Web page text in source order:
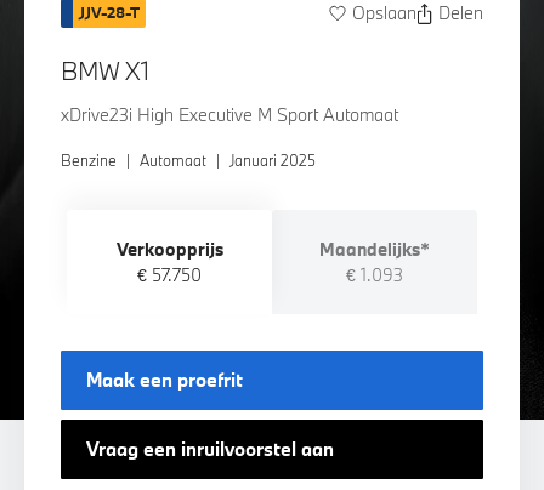
JJV-28-T Opslaan Delen
BMW X1
xDrive23i High Executive M Sport Automaat
Benzine | Automaat | Januari 2025
Verkoopprijs
€ 57.750
Maandelijks*
€ 1.093
Maak een proefrit
Vraag een inruilvoorstel aan